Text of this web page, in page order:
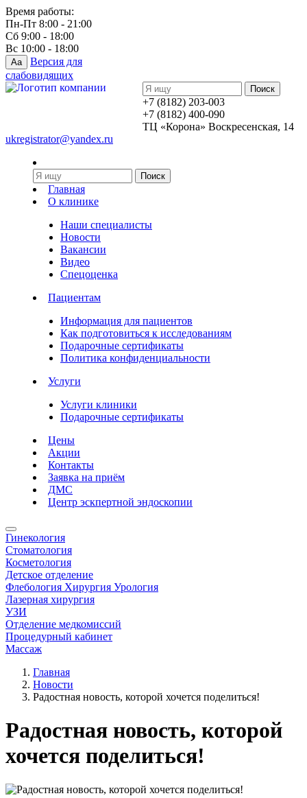
Время работы:
Пн-Пт 8:00 - 21:00
Сб 9:00 - 18:00
Вс 10:00 - 18:00
Aa
Версия для
слабовидящих
+7 (8182) 203-003
+7 (8182) 400-090
ТЦ «Корона» Воскресенская, 14
ukregistrator@yandex.ru
Главная
О клинике
Наши специалисты
Новости
Вакансии
Видео
Спецоценка
Пациентам
Информация для пациентов
Как подготовиться к исследованиям
Подарочные сертификаты
Политика конфиденциальности
Услуги
Услуги клиники
Подарочные сертификаты
Цены
Акции
Контакты
Заявка на приём
ДМС
Центр эскпертной эндоскопии
Гинекология
Стоматология
Косметология
Детское отделение
Флебология Хирургия Урология
Лазерная хирургия
УЗИ
Отделение медкомиссий
Процедурный кабинет
Массаж
Главная
Новости
Радостная новость, которой хочется поделиться!
Радостная новость, которой
хочется поделиться!